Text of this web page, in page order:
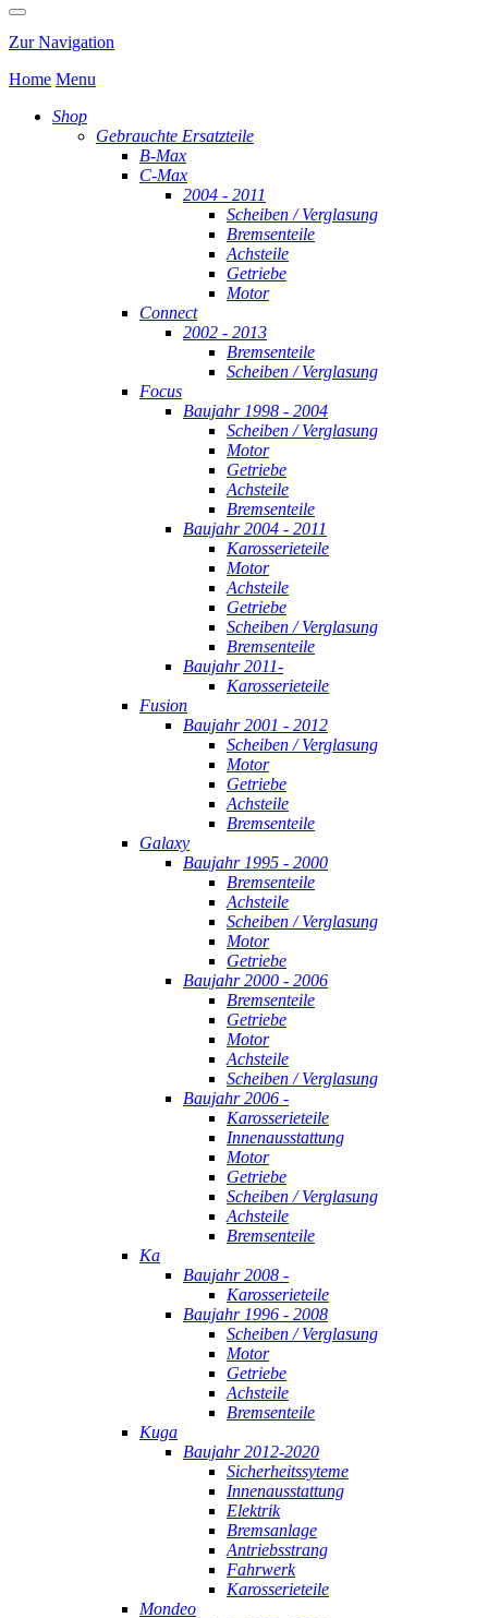
Zur Navigation
Home Menu
Shop
Gebrauchte Ersatzteile
B-Max
C-Max
2004 - 2011
Scheiben / Verglasung
Bremsenteile
Achsteile
Getriebe
Motor
Connect
2002 - 2013
Bremsenteile
Scheiben / Verglasung
Focus
Baujahr 1998 - 2004
Scheiben / Verglasung
Motor
Getriebe
Achsteile
Bremsenteile
Baujahr 2004 - 2011
Karosserieteile
Motor
Achsteile
Getriebe
Scheiben / Verglasung
Bremsenteile
Baujahr 2011-
Karosserieteile
Fusion
Baujahr 2001 - 2012
Scheiben / Verglasung
Motor
Getriebe
Achsteile
Bremsenteile
Galaxy
Baujahr 1995 - 2000
Bremsenteile
Achsteile
Scheiben / Verglasung
Motor
Getriebe
Baujahr 2000 - 2006
Bremsenteile
Getriebe
Motor
Achsteile
Scheiben / Verglasung
Baujahr 2006 -
Karosserieteile
Innenausstattung
Motor
Getriebe
Scheiben / Verglasung
Achsteile
Bremsenteile
Ka
Baujahr 2008 -
Karosserieteile
Baujahr 1996 - 2008
Scheiben / Verglasung
Motor
Getriebe
Achsteile
Bremsenteile
Kuga
Baujahr 2012-2020
Sicherheitssyteme
Innenausstattung
Elektrik
Bremsanlage
Antriebsstrang
Fahrwerk
Karosserieteile
Mondeo